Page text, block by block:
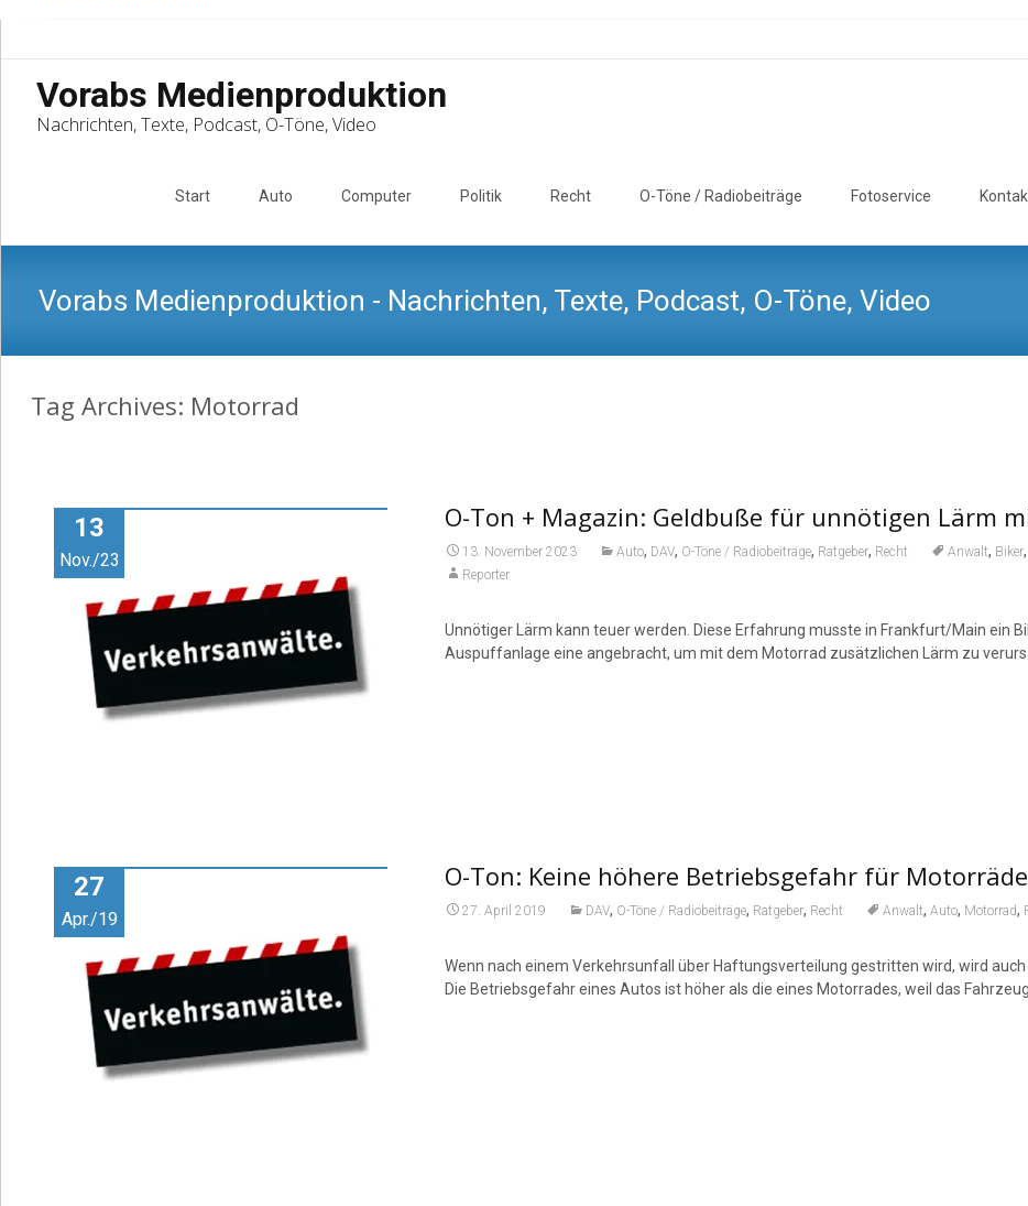
Vorabs Medienproduktion
Nachrichten, Texte, Podcast, O-Töne, Video
Start Auto Computer Politik Recht O-Töne / Radiobeiträge Fotoservice
Vorabs Medienproduktion - Nachrichten, Texte, Podcast, O-Töne, Video
Tag Archives: Motorrad
13
Nov./23
O-Ton + Magazin: Geldbuße für unnötigen Lärm
13. November 2023 Auto, DAV, O-Töne / Radiobeiträge, Ratgeber, Recht Anwalt, Biker,
Reporter
Unnötiger Lärm kann teuer werden. Diese Erfahrung musste in Frankfurt/Main ein
Auspuffanlage eine angebracht, um mit dem Motorrad zusätzlichen Lärm zu
27
Apr./19
O-Ton: Keine höhere Betriebsgefahr für
27. April 2019 DAV, O-Töne / Radiobeiträge, Ratgeber, Recht Anwalt, Auto, Motorrad,
Wenn nach einem Verkehrsunfall über Haftungsverteilung gestritten wird, wird
Die Betriebsgefahr eines Autos ist höher als die eines Motorrades, weil das